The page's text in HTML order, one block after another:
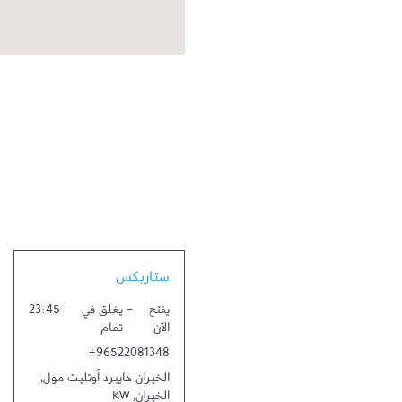
ستاربكس
يفتح
الآن
- يغلق في
تمام
23:45
+96522081348
الخيران هايبرد أوتليت مول,